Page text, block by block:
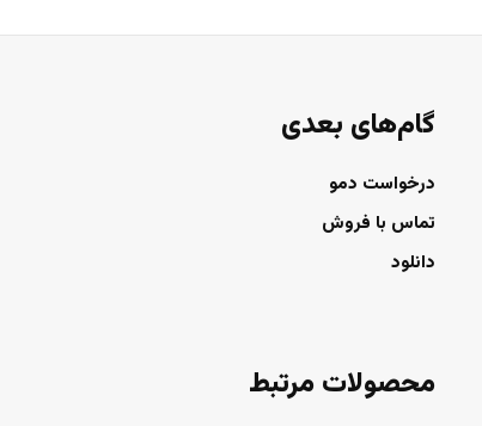
گام‌های بعدی
درخواست دمو
تماس با فروش
دانلود
محصولات مرتبط